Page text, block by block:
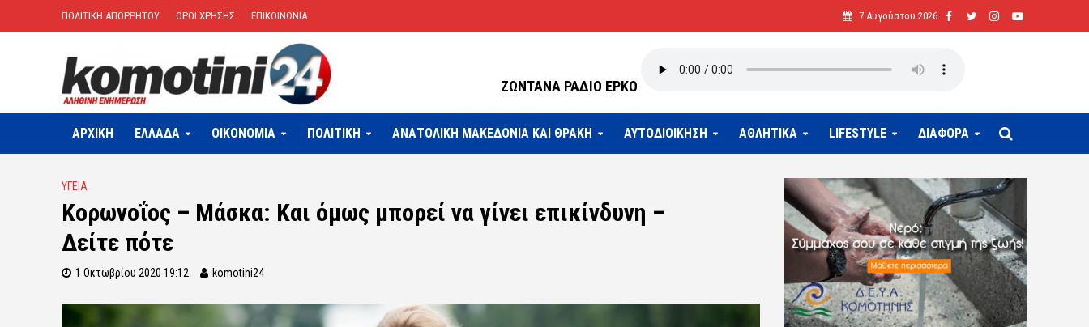
ΠΟΛΙΤΙΚΗ ΑΠΟΡΡΗΤΟΥ ΟΡΟΙ ΧΡΗΣΗΣ ΕΠΙΚΟΙΝΩΝΙΑ 7 Αυγούστου 2026
ΖΩΝΤΑΝΑ ΡΑΔΙΟ ΕΡΚΟ
ΑΡΧΙΚΗ ΕΛΛΑΔΑ OIKONOMIA ΠΟΛΙΤΙΚΗ ΑΝΑΤΟΛΙΚΗ ΜΑΚΕΔΟΝΙΑ ΚΑΙ ΘΡΑΚΗ ΑΥΤΟΔΙΟΙΚΗΣΗ ΑΘΛΗΤΙΚΑ LIFESTYLE ΔΙΑΦΟΡΑ
ΥΓΕΙΑ
Kορωνοΐος – Μάσκα: Και όμως μπορεί να γίνει επικίνδυνη –
Δείτε πότε
1 Οκτωβρίου 2020 19:12 komotini24